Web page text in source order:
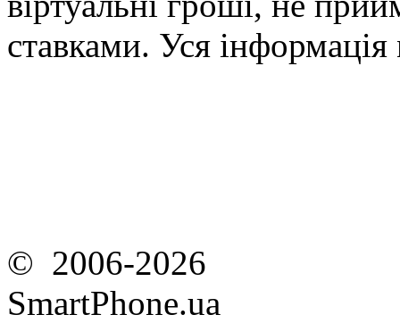
ставками. Уся
© 2006-2026
SmartPhone.ua